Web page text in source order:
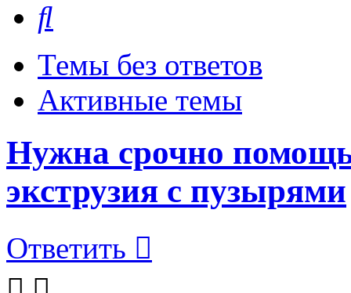
Темы без ответов
Активные темы
Нужна срочно
экструзия с пузырями
Ответить